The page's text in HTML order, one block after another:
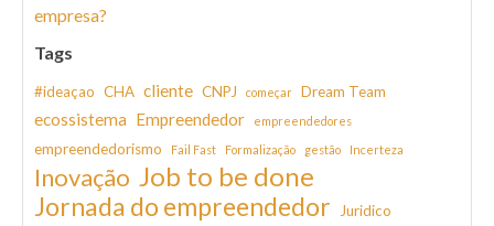
empresa?
Tags
#ideaçao CHA cliente CNPJ começar Dream Team
ecossistema Empreendedor empreendedores
empreendedorismo Fail Fast Formalização gestão Incerteza
Inovação Job to be done
Jornada do empreendedor Juridico